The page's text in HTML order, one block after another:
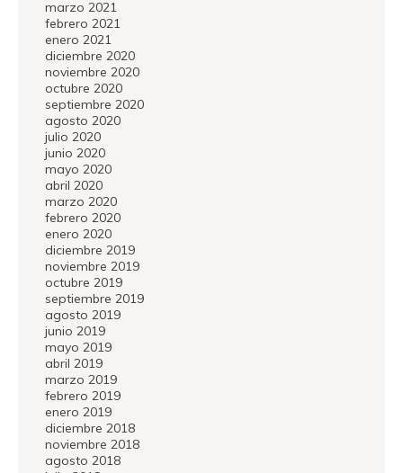
marzo 2021
febrero 2021
enero 2021
diciembre 2020
noviembre 2020
octubre 2020
septiembre 2020
agosto 2020
julio 2020
junio 2020
mayo 2020
abril 2020
marzo 2020
febrero 2020
enero 2020
diciembre 2019
noviembre 2019
octubre 2019
septiembre 2019
agosto 2019
junio 2019
mayo 2019
abril 2019
marzo 2019
febrero 2019
enero 2019
diciembre 2018
noviembre 2018
agosto 2018